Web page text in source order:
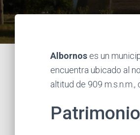
Albornos es un
encuentra ubicado al
altitud de 909